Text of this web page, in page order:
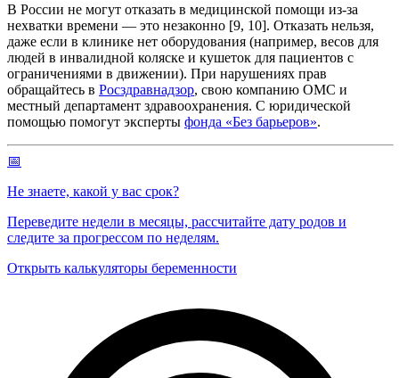
В России не могут отказать в медицинской помощи из-за
нехватки времени — это незаконно [9, 10]. Отказать нельзя,
даже если в клинике нет оборудования (например, весов для
людей в инвалидной коляске и кушеток для пациентов с
ограничениями в движении). При нарушениях прав
обращайтесь в Росздравнадзор, свою компанию ОМС и
местный департамент здравоохранения. С юридической
помощью помогут эксперты фонда «Без барьеров».
📅
Не знаете, какой у вас срок?
Переведите недели в месяцы, рассчитайте дату родов и
следите за прогрессом по неделям.
Открыть калькуляторы беременности